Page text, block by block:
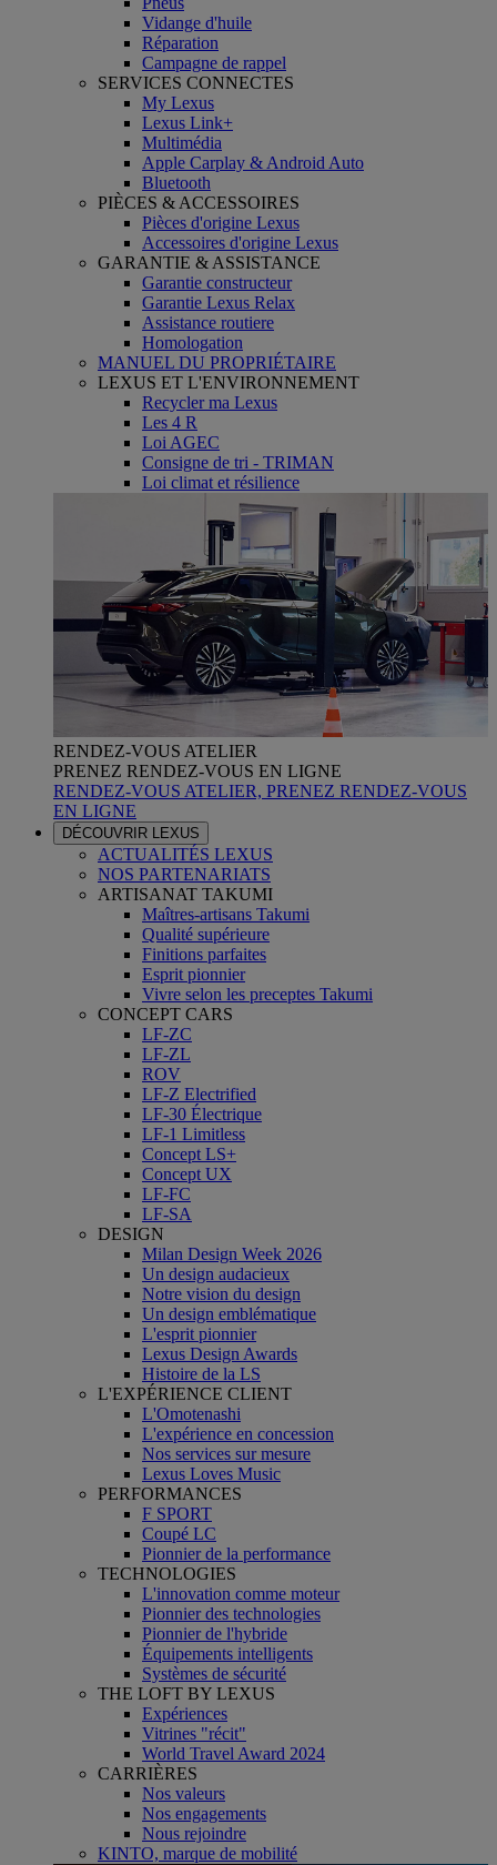
Vidange d'huile
Réparation
Campagne de rappel
SERVICES CONNECTES
My Lexus
Lexus Link+
Multimédia
Apple Carplay & Android Auto
Bluetooth
PIÈCES & ACCESSOIRES
Pièces d'origine Lexus
Accessoires d'origine Lexus
GARANTIE & ASSISTANCE
Garantie constructeur
Garantie Lexus Relax
Assistance routiere
Homologation
MANUEL DU PROPRIÉTAIRE
LEXUS ET L'ENVIRONNEMENT
Recycler ma Lexus
Les 4 R
Loi AGEC
Consigne de tri - TRIMAN
Loi climat et résilience
RENDEZ-VOUS ATELIER
PRENEZ RENDEZ-VOUS EN LIGNE
RENDEZ-VOUS ATELIER, PRENEZ RENDEZ-VOUS
EN LIGNE
DÉCOUVRIR LEXUS
ACTUALITÉS LEXUS
NOS PARTENARIATS
ARTISANAT TAKUMI
Maîtres-artisans Takumi
Qualité supérieure
Finitions parfaites
Esprit pionnier
Vivre selon les preceptes Takumi
CONCEPT CARS
LF-ZC
LF-ZL
ROV
LF-Z Electrified
LF-30 Électrique
LF-1 Limitless
Concept LS+
Concept UX
LF-FC
LF-SA
DESIGN
Milan Design Week 2026
Un design audacieux
Notre vision du design
Un design emblématique
L'esprit pionnier
Lexus Design Awards
Histoire de la LS
L'EXPÉRIENCE CLIENT
L'Omotenashi
L'expérience en concession
Nos services sur mesure
Lexus Loves Music
PERFORMANCES
F SPORT
Coupé LC
Pionnier de la performance
TECHNOLOGIES
L'innovation comme moteur
Pionnier des technologies
Pionnier de l'hybride
Équipements intelligents
Systèmes de sécurité
THE LOFT BY LEXUS
Expériences
Vitrines "récit"
World Travel Award 2024
CARRIÈRES
Nos valeurs
Nos engagements
Nous rejoindre
KINTO, marque de mobilité